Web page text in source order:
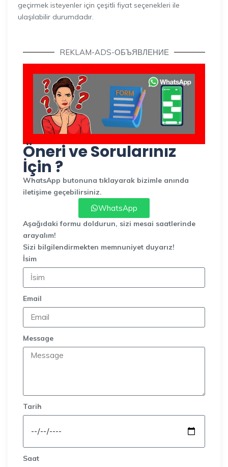
geçirmek isteyenler için çeşitli fiyat seçenekleri ile
ulaşılabilir durumdadır.
REKLAM-ADS-ОБЪЯВЛЕНИЕ
Öneri ve Sorularınız
İçin ?
WhatsApp butonuna tıklayarak bizimle anında
iletişime geçebilirsiniz.
WhatsApp
Aşağıdaki formu doldurun, sizi mesai saatlerinde
arayalım!
Sizi bilgilendirmekten memnuniyet duyarız!
İsim
Email
Message
Tarih
Saat